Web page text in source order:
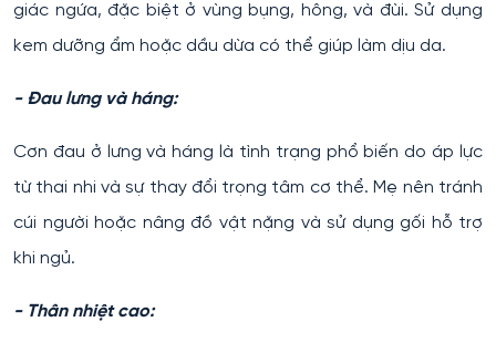
giác ngứa, đặc biệt ở vùng bụng, hông, và đùi. Sử dụng
kem dưỡng ẩm hoặc dầu dừa có thể giúp làm dịu da.
- Đau lưng và háng:
Cơn đau ở lưng và háng là tình trạng phổ biến do áp lực
từ thai nhi và sự thay đổi trọng tâm cơ thể. Mẹ nên tránh
cúi người hoặc nâng đồ vật nặng và sử dụng gối hỗ trợ
khi ngủ.
- Thân nhiệt cao: